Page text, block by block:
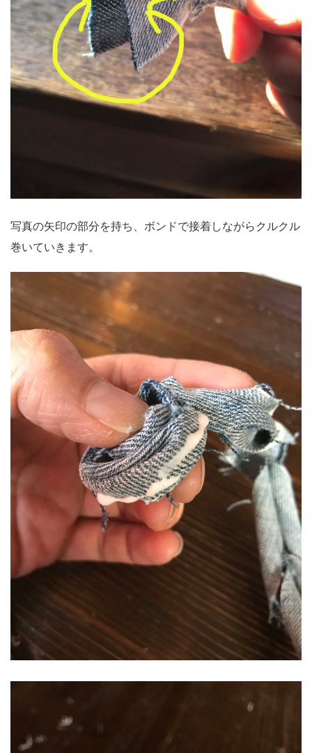
写真の矢印の部分を持ち、ボンドで接着しながらクルクル
巻いていきます。